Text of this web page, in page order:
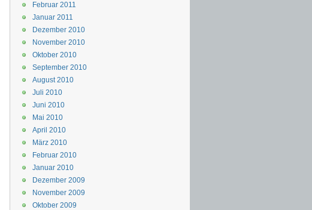
Februar 2011
Januar 2011
Dezember 2010
November 2010
Oktober 2010
September 2010
August 2010
Juli 2010
Juni 2010
Mai 2010
April 2010
März 2010
Februar 2010
Januar 2010
Dezember 2009
November 2009
Oktober 2009